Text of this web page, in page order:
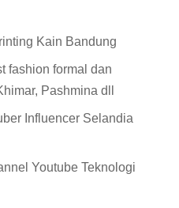
Kain Bandung
fashion formal dan
Pashmina dll
Influencer Selandia
Youtube Teknologi